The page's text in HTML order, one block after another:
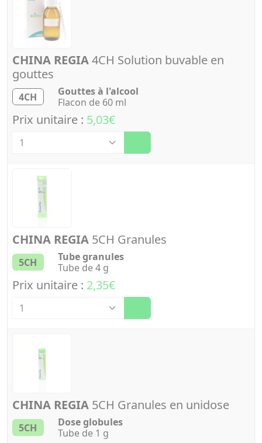
CHINA REGIA4CH Solution buvable en
gouttes
4CH
Gouttes à l'alcool
Flacon de 60 ml
Prix unitaire : 5,03€
CHINA REGIA 5CH Granules
5CH
Tube granules
Tube de 4 g
Prix unitaire : 2,35€
CHINA REGIA 5CH Granules en unidose
5CH
Dose globules
Tube de 1 g